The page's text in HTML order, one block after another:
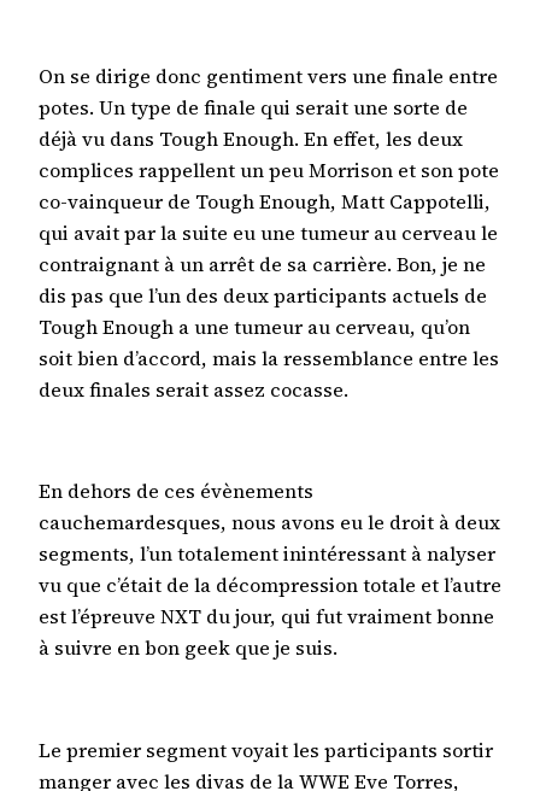
On se dirige donc gentiment vers une finale entre
potes. Un type de finale qui serait une sorte de
déjà vu dans Tough Enough. En effet, les deux
complices rappellent un peu Morrison et son pote
co-vainqueur de Tough Enough, Matt Cappotelli,
qui avait par la suite eu une tumeur au cerveau le
contraignant à un arrêt de sa carrière. Bon, je ne
dis pas que l’un des deux participants actuels de
Tough Enough a une tumeur au cerveau, qu’on
soit bien d’accord, mais la ressemblance entre les
deux finales serait assez cocasse.
En dehors de ces évènements
cauchemardesques, nous avons eu le droit à deux
segments, l’un totalement inintéressant à nalyser
vu que c’était de la décompression totale et l’autre
est l’épreuve NXT du jour, qui fut vraiment bonne
à suivre en bon geek que je suis.
Le premier segment voyait les participants sortir
manger avec les divas de la WWE Eve Torres,